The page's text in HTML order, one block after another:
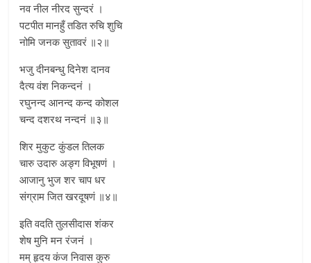
नव नील नीरद सुन्दरं ।
पटपीत मानहुँ तडित रुचि शुचि
नोमि जनक सुतावरं ॥२॥
भजु दीनबन्धु दिनेश दानव
दैत्य वंश निकन्दनं ।
रघुनन्द आनन्द कन्द कोशल
चन्द दशरथ नन्दनं ॥३॥
शिर मुकुट कुंडल तिलक
चारु उदारु अङ्ग विभूषणं ।
आजानु भुज शर चाप धर
संग्राम जित खरदूषणं ॥४॥
इति वदति तुलसीदास शंकर
शेष मुनि मन रंजनं ।
मम् हृदय कंज निवास कुरु